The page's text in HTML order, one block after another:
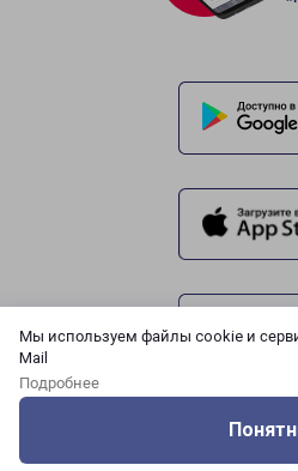
Мы используем файлы cookie и
Mail
Подробнее